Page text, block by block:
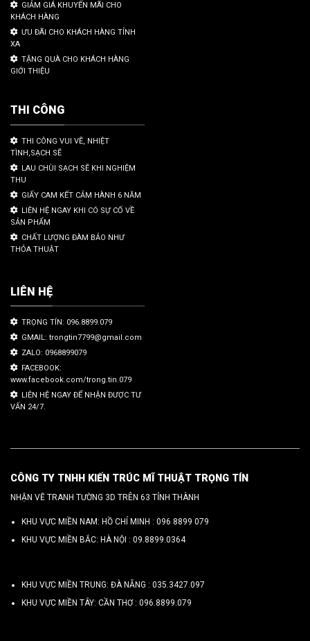
GIẢM GIÁ KHUYẾN MÃI CHO
KHÁCH HÀNG
ƯU ĐÃI CHO KHÁCH HÀNG TỈNH
XA
TẶNG QUÀ CHO KHÁCH HÀNG
GIỚI THIỆU
THI CÔNG
THI CÔNG VUI VẼ, NHIỆT
TÌNH,SẠCH SẼ
LAU CHÙI SẠCH SẼ KHI NGHIỆM
THU
GIẤY CAM KẾT CẢM HÀNH 6 NĂM
LIÊN HỆ NGAY KHI CÓ SỰ CỐ VỀ
SẢN PHẨM
CHẤT LƯỢNG ĐÀM BẢO NHƯ
THỎA THUẬT
LIÊN HỆ
TRỌNG TÍN: 096.8899.079
GMAIL: trongtin7799@gmail.com
ZALO: 0968899079
FACEBOOK:
www.facebook.com/trong.tin.079
LIÊN HỆ NGAY ĐỂ NHẬN ĐƯỢC TƯ
VẤN 24/7.
CÔNG TY TNHH KIẾN TRÚC MĨ THUẬT TRỌNG TÍN
NHẬN VẼ TRANH TƯỜNG 3D TRÊN 63 TỈNH THÀNH
KHU VỰC MIỀN NAM: HỒ CHÍ MINH : 096 8899 079
KHU VỰC MIỀN BẮC: HÀ NỘI : 09.8899.0364
KHU VỰC MIỀN TRUNG: ĐÀ NẴNG : 035.3427.097
KHU VỰC MIỀN TÂY: CẦN THƠ : 096.8899.079